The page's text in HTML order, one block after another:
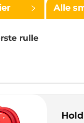
Alle
rulle